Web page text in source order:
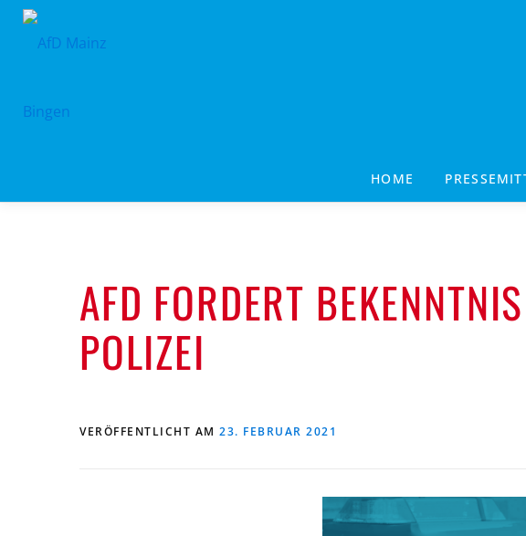
Zum
HOME
AFD FORDERT
POLIZEI
VERÖFFENTLICHT AM 23. FEBRUAR 2021